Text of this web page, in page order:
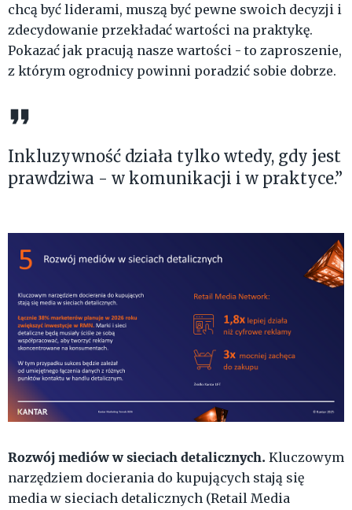
chcą być liderami, muszą być pewne swoich decyzji i
zdecydowanie przekładać wartości na praktykę.
Pokazać jak pracują nasze wartości - to zaproszenie,
z którym ogrodnicy powinni poradzić sobie dobrze.
Inkluzywność działa tylko wtedy, gdy jest
prawdziwa - w komunikacji i w praktyce.”
Rozwój mediów w sieciach detalicznych. Kluczowym
narzędziem docierania do kupujących stają się
media w sieciach detalicznych (Retail Media